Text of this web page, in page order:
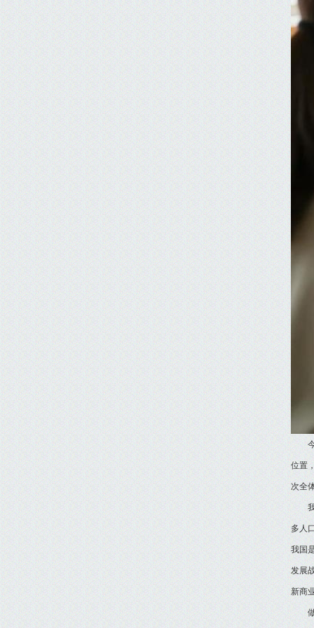
位置
次全
多人
我国
发展
新商